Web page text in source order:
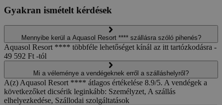
Gyakran ismételt kérdések
Mennyibe kerül a Aquasol Resort **** szállásra szóló pihenés?
Aquasol Resort **** többféle lehetőséget kínál az itt tartózkodásra -
49 592 Ft -tól
Mi a véleménye a vendégeknek erről a szálláshelyről?
A(z) Aquasol Resort **** átlagos értékelése 8.9/5. A vendégek a
következőket dicsérik leginkább: Személyzet, A szállás
elhelyezkedése, Szállodai szolgáltatások